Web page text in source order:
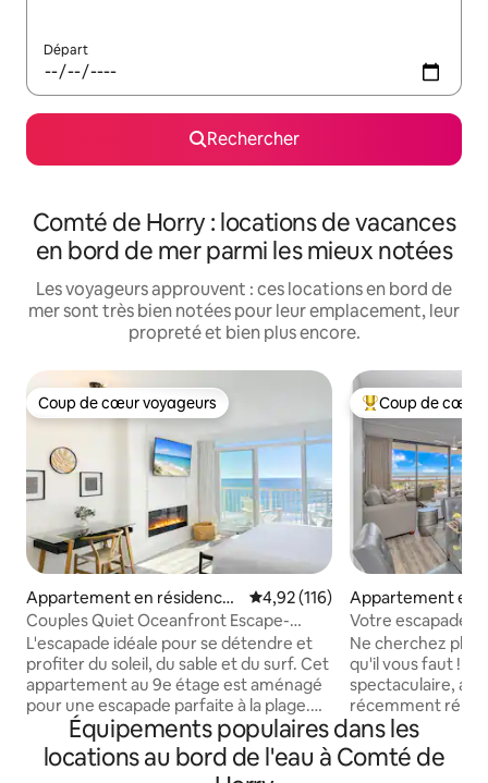
Départ
Rechercher
Comté de Horry : locations de vacances
en bord de mer parmi les mieux notées
Les voyageurs approuvent : ces locations en bord de
mer sont très bien notées pour leur emplacement, leur
propreté et bien plus encore.
Coup de cœur voyageurs
Coup de cœur voyageurs
Appartement en résidence ⋅
Myrtle Beach
Évaluation moyenne sur la
4,92 (116)
Couples Quiet Oceanfront Escape-
SeaWatch 903 NT
L'escapade idéale pour se détendre et
profiter du soleil, du sable et du surf. Cet
appartement au 9e étage est aménagé
pour une escapade parfaite à la plage.
Nous fournissons même deux chaises
de plage pour se détendre sur la plage !
Seawatch Resort, tour nord, unité 903 -
Coups de cœur
Coup de cœur
Appartement en
⋅ Myrtle Beach
Votre escapade
de mer !
Ne cherchez
qu'il vous faut !
spectaculaire,
récemment
cuisine de chef,
avec plateau-
de gamme
Équipements populaires dans les
locations au bord de l'eau à Comté de